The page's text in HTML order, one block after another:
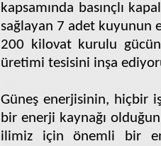
kapsamında basınçlı
sağlayan 7 adet kuyunun
200 kilovat kurulu
üretimi tesisini inşa
Güneş enerjisinin, hiçbir
bir enerji kaynağı
ilimiz için önemli bir